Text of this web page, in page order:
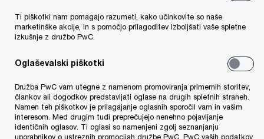
Menite, da lahko učinkovito upravljate s
skladnostjo?
Menite, da je notranja revizija, ki deluje znotraj
vaše organizacije, učinkovita?
Ti piškotki nam pomagajo razumeti, kako učinkovite so naše
marketinške akcije, in s pomočjo prilagoditev izboljšati vaše spletne
izkušnje z družbo PwC.
Oglaševalski piškotki
Družba PwC vam utegne z namenom promoviranja primernih storitev,
člankov ali dogodkov predstavljati oglase na drugih spletnih straneh.
Namen teh piškotkov je prilagajanje oglasnih sporočil vam in vašim
interesom. Med drugim tudi preprečujejo nenehno pojavljanje
identičnih oglasov. Ti oglasi so namenjeni zgolj seznanjanju
uporabnikov o ustreznih promocijah družbe PwC. PwC vaših podatkov